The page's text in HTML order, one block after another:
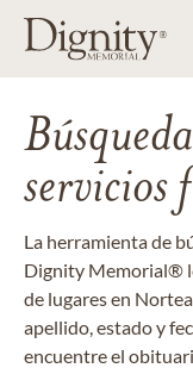
servicios
La herramienta de
Dignity Memorial®
de lugares en
apellido, estado y
encuentre el